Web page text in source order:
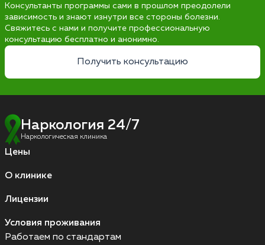
Консультанты программы сами в прошлом преодолели
зависимость и знают изнутри все стороны болезни.
Свяжитесь с нами и получите профессиональную
консультацию бесплатно и анонимно.
Получить консультацию
Наркология 24/7
Наркологическая клиника
Цены
О клинике
Лицензии
Условия проживания
Работаем по стандартам